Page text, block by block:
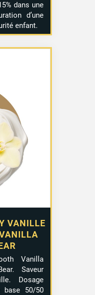
dans une
d’une
enfant.
VANILLE
Vanilla
Saveur
Dosage
base 50/50